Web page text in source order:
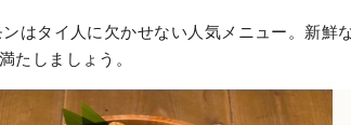
はタイ人に欠かせない人気メニュー。新鮮
たしましょう。